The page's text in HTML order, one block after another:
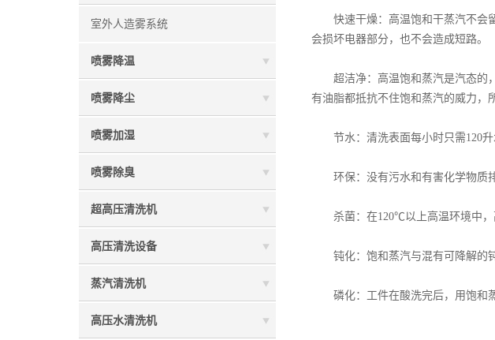
室外人造雾系统
喷雾降温
喷雾降尘
喷雾加湿
喷雾除臭
超高压清洗机
高压清洗设备
蒸汽清洗机
高压水清洗机
快速干燥：高温饱和干蒸汽不会留
会损坏电器部分，也不会造成短路。
超洁净：高温饱和蒸汽是汽态的，
有油脂都抵抗不住饱和蒸汽的威力，
节水：清洗表面每小时只需120升
环保：没有污水和有害化学物质排
杀菌：在120℃以上高温环境中，
钝化：饱和蒸汽与混有可降解的钝
磷化：工件在酸洗完后，用饱和蒸